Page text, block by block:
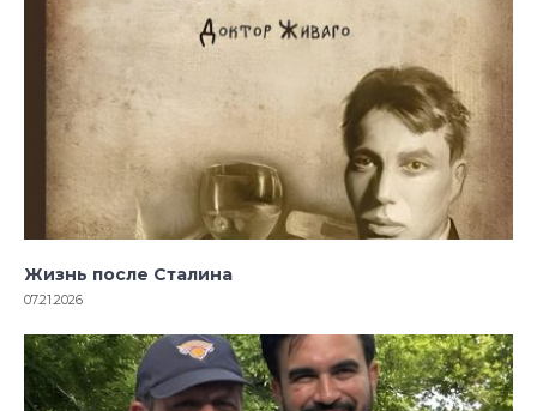
Жизнь после Сталина
07.21.2026